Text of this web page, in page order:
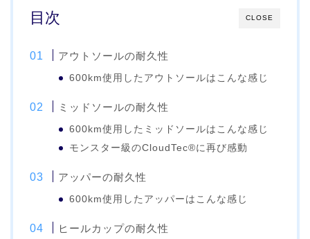
CLOSE
目次
アウトソールの耐久性
600km使用したアウトソールはこんな感じ
ミッドソールの耐久性
600km使用したミッドソールはこんな感じ
モンスター級のCloudTec®に再び感動
アッパーの耐久性
600km使用したアッパーはこんな感じ
ヒールカップの耐久性